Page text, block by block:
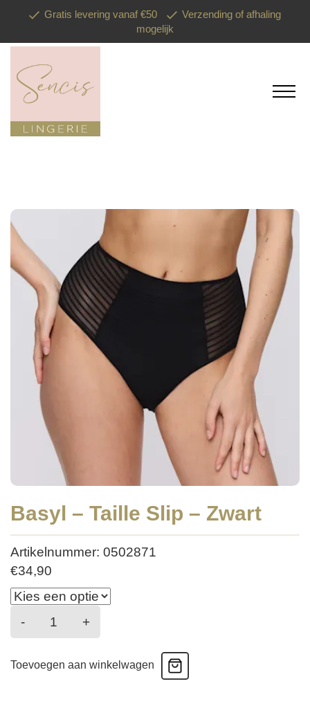
Gratis levering vanaf €50
Verzending of afhaling
mogelijk
Basyl – Taille Slip – Zwart
Artikelnummer: 0502871
€34,90
-
Basyl
Slip
+
Toevoegen aan winkelwagen